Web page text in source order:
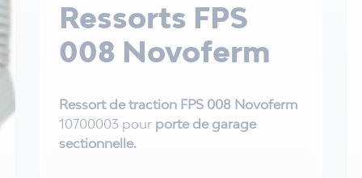
Ressorts FPS
008 Novoferm
Ressort de traction FPS 008 Novoferm
10700003 pourporte de garage
sectionnelle.